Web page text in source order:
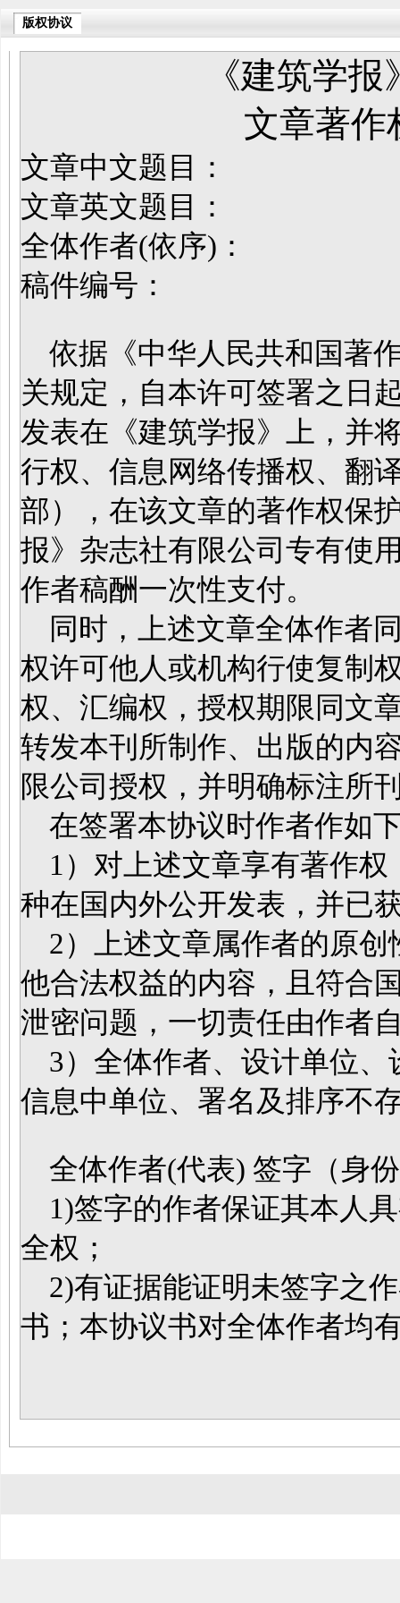
版权协议
《建筑学
文章著作
文章中文题目：
文章英文题目：
全体作者(依序)：
稿件编号：
依据《中华人民共和国著
关规定，自本许可签署之日
发表在《建筑学报》上，并
行权、信息网络传播权、翻
部），在该文章的著作权保
报》杂志社有限公司专有使
作者稿酬一次性支付。
同时，上述文章全体作者
权许可他人或机构行使复制
权、汇编权，授权期限同文
转发本刊所制作、出版的内
限公司授权，并明确标注所
在签署本协议时作者作如
1）对上述文章享有著作权
种在国内外公开发表，并已
2）上述文章属作者的原创
他合法权益的内容，且符合
泄密问题，一切责任由作者
3）全体作者、设计单位、
信息中单位、署名及排序不
全体作者(代表) 签字（身
1)签字的作者保证其本人
全权；
2)有证据能证明未签字之
书；本协议书对全体作者均